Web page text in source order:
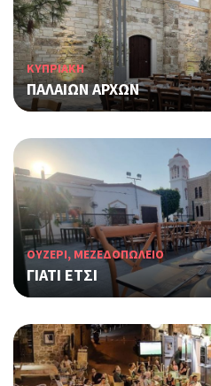
KΥΠΡΙΑΚΗ
ΠΑΛΑΙΩΝ ΑΡΧΩΝ
ΟΥΖΕΡΙ, ΜΕΖΕΔΟΠΩΛΕΙΟ
ΓΙΑΤΙ ΕΤΣΙ